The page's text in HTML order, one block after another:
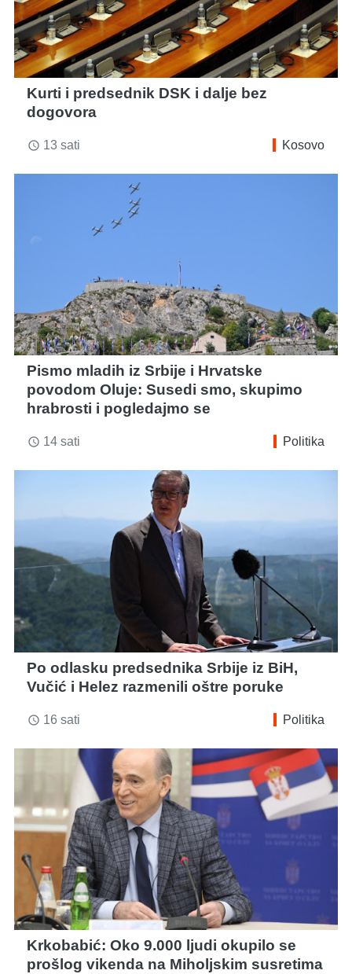
Kurti i predsednik DSK i dalje bez
dogovora
access_time 13 sati Kosovo
Pismo mladih iz Srbije i Hrvatske
povodom Oluje: Susedi smo, skupimo
hrabrosti i pogledajmo se
access_time 14 sati Politika
Po odlasku predsednika Srbije iz BiH,
Vučić i Helez razmenili oštre poruke
access_time 16 sati Politika
Krkobabić: Oko 9.000 ljudi okupilo se
prošlog vikenda na Miholjskim susretima